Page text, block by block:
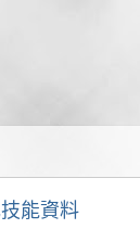
能資料